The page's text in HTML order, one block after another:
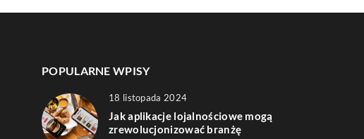
POPULARNE WPISY
18 listopada 2024
Jak aplikacje lojalnościowe mogą
zrewolucjonizować branżę